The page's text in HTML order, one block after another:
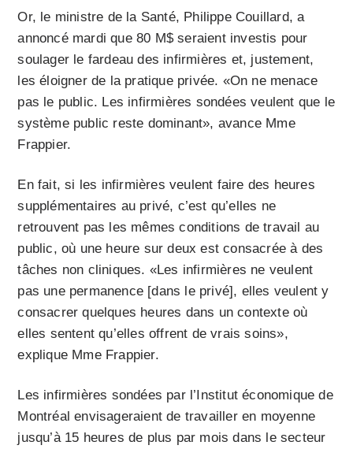
Or, le ministre de la Santé, Philippe Couillard, a
annoncé mardi que 80 M$ seraient investis pour
soulager le fardeau des infirmières et, justement,
les éloigner de la pratique privée. «On ne menace
pas le public. Les infirmières son­dées veulent que le
système public reste dominant», avance Mme
Frappier.
En fait, si les infirmières veulent faire des heures
supplémentaires au privé, c’est qu’elles ne
retrouvent pas les mêmes conditions de travail au
public, où une heure sur deux est consacrée à des
tâches non cliniques. «Les infirmières ne veulent
pas une permanence [dans le privé], elles veulent y
consacrer quelques heures dans un contexte où
elles sentent qu’elles offrent de vrais soins»,
explique Mme Frappier.
Les infirmières sondées par l’Institut économique de
Montréal envisageraient de travailler en moyenne
jusqu’à 15 heures de plus par mois dans le secteur